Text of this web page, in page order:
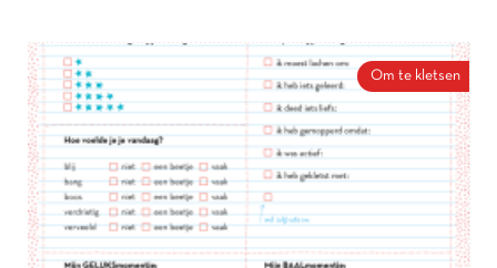
Heel veel liefs
Samen op afstand
Samen uit/thuis eten
Om te kletsen